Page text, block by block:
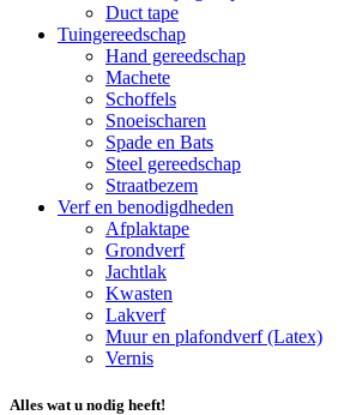
Duct tape
Tuingereedschap
Hand gereedschap
Machete
Schoffels
Snoeischaren
Spade en Bats
Steel gereedschap
Straatbezem
Verf en benodigdheden
Afplaktape
Grondverf
Jachtlak
Kwasten
Lakverf
Muur en plafondverf (Latex)
Vernis
Alles wat u nodig heeft!